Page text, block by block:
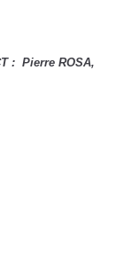
: Pierre ROSA,